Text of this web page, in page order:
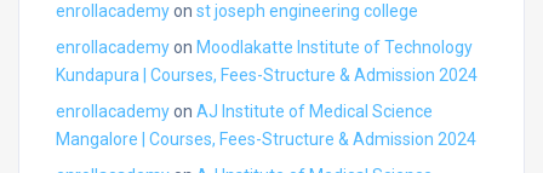
enrollacademyon st joseph engineering college
enrollacademyon Moodlakatte Institute of Technology
Kundapura | Courses, Fees-Structure & Admission 2024
enrollacademyon AJ Institute of Medical Science
Mangalore | Courses, Fees-Structure & Admission 2024